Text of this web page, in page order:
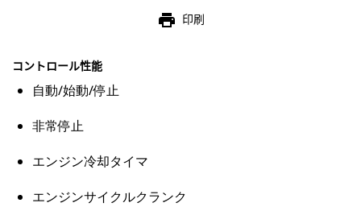
print 印刷
コントロール性能
自動/始動/停止
非常停止
エンジン冷却タイマ
エンジンサイクルクランク